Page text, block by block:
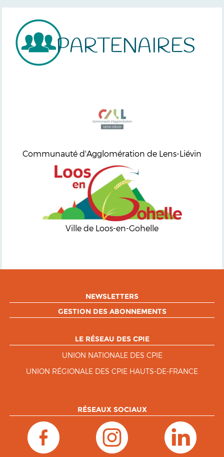
PARTENAIRES
Communauté d'Agglomération de Lens-Liévin
Ville de Loos-en-Gohelle
NEWSLETTERS
GESTION DES ABONNEMENTS
LE RÉSEAU DES CPIE
UNION NATIONALE DES CPIE
UNION RÉGIONALE DES CPIE HAUTS-DE-FRANCE
RÉSEAUX SOCIAUX